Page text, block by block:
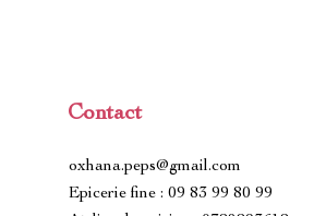
Contact
oxhana.peps@gmail.com
Epicerie fine : 09 83 99 80 99